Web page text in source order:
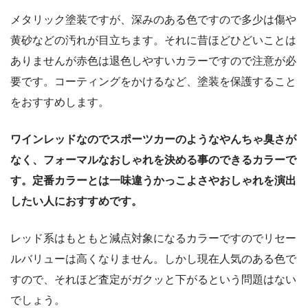
メタリック塗装ですが、深みのある色ですので多少は傷や
黄砂などの汚れが目立ちます。それに昔ほどひどいことは
ありませんが赤色は退色しやすいカラーですので注意が必
要です。コーティングをかけるなど、塗装を保護すること
をおすすめします。
ワインレッドなのでスポーツカーのようなやんちゃ臭さが
なく、フォーマルなおしゃれを決める事のできるカラーで
す。定番カラーとは一味違うかっこよさやおしゃれを演出
したい人におすすめです。
レッド系はもともと減点対象になるカラーですのでリセー
ルバリューは高くなりません。しかし現在人気のある色で
すので、それほど査定がガクッと下がるという問題はない
でしょう。